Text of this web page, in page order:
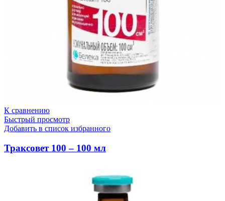
К сравнению
Быстрый просмотр
Добавить в список избранного
Траксовет 100 – 100 мл